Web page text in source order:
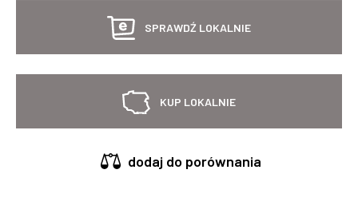
SPRAWDŹ LOKALNIE
KUP LOKALNIE
dodaj do porównania